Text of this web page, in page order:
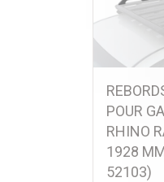
POUR
RHINO
1928
52103)